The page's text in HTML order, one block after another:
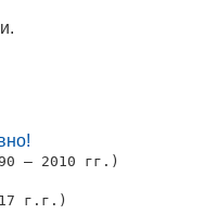
– 2010 гг.)
г.г.)